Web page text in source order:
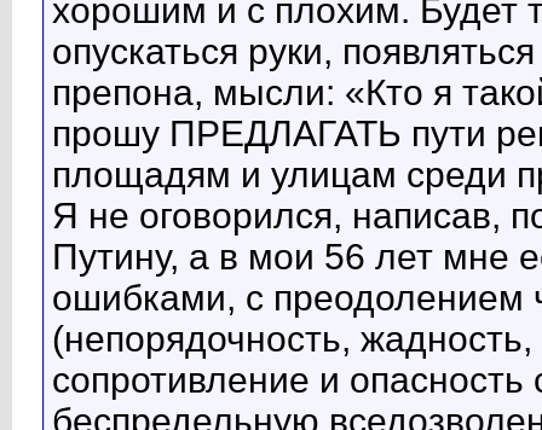
хорошим и с плохим. Будет
опускаться руки,
препона, мысли: «Кто я
прошу ПРЕДЛАГАТЬ пути
площадям и улицам среди
Я не оговорился, написав,
Путину, а в мои 56 лет мне
ошибками, с преодолением
(непорядочность,
сопротивление и
беспредельную